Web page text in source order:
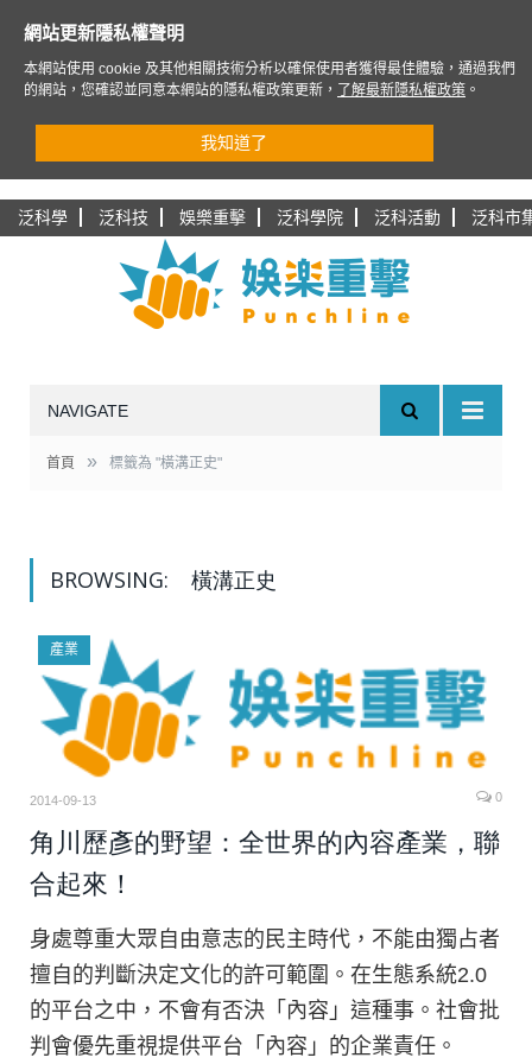
泛科學 泛科技 娛樂重擊 泛科學院 泛科活動 泛科市
NAVIGATE
首頁 » 標籤為 "橫溝正史"
BROWSING: 橫溝正史
產業
2014-09-13 0
角川歷彥的野望：全世界的內容產業，聯
合起來！
身處尊重大眾自由意志的民主時代，不能由獨占者
擅自的判斷決定文化的許可範圍。在生態系統2.0
的平台之中，不會有否決「內容」這種事。社會批
判會優先重視提供平台「內容」的企業責任。
網站更新隱私權聲明
本網站使用 cookie 及其他相關技術分析以確保使用者獲得最佳體驗，通過我們
的網站，您確認並同意本網站的隱私權政策更新，
了解最新隱私權政策 。
我知道了